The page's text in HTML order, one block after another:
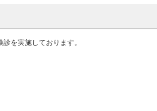
を実施しております。